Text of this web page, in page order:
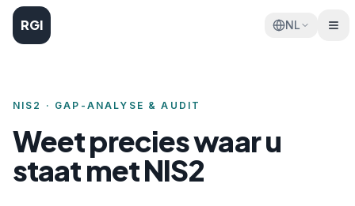
RGI NL
NIS2 · GAP-ANALYSE & AUDIT
Weet precies waar u
staat met NIS2